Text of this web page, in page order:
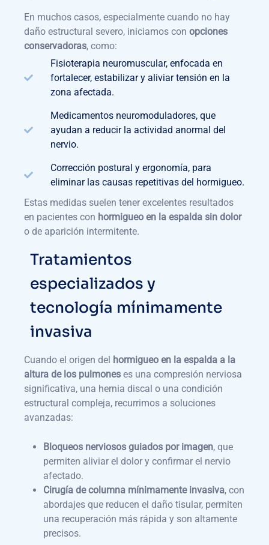
En muchos casos, especialmente cuando no hay
daño estructural severo, iniciamos con opciones
conservadoras, como:
Fisioterapia neuromuscular, enfocada en
fortalecer, estabilizar y aliviar tensión en la
zona afectada.
Medicamentos neuromoduladores, que
ayudan a reducir la actividad anormal del
nervio.
Corrección postural y ergonomía, para
eliminar las causas repetitivas del hormigueo.
Estas medidas suelen tener excelentes resultados
en pacientes con hormigueo en la espalda sin dolor
o de aparición intermitente.
Tratamientos
especializados y
tecnología mínimamente
invasiva
Cuando el origen del hormigueo en la espalda a la
altura de los pulmones es una compresión nerviosa
significativa, una hernia discal o una condición
estructural compleja, recurrimos a soluciones
avanzadas:
Bloqueos nerviosos guiados por imagen, que
permiten aliviar el dolor y confirmar el nervio
afectado.
Cirugía de columna mínimamente invasiva, con
abordajes que reducen el daño tisular, permiten
una recuperación más rápida y son altamente
precisos.